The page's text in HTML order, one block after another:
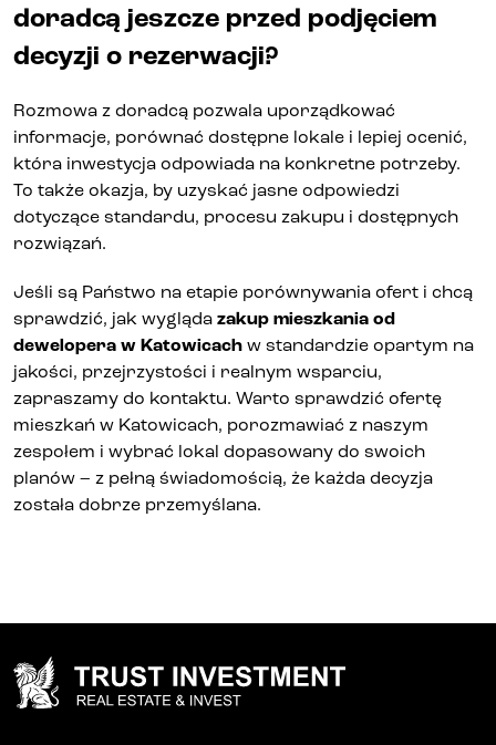
doradcą jeszcze przed podjęciem
decyzji o rezerwacji?
Rozmowa z doradcą pozwala uporządkować
informacje, porównać dostępne lokale i lepiej ocenić,
która inwestycja odpowiada na konkretne potrzeby.
To także okazja, by uzyskać jasne odpowiedzi
dotyczące standardu, procesu zakupu i dostępnych
rozwiązań.
Jeśli są Państwo na etapie porównywania ofert i chcą
sprawdzić, jak wygląda zakup mieszkania od
dewelopera w Katowicach w standardzie opartym na
jakości, przejrzystości i realnym wsparciu,
zapraszamy do kontaktu. Warto sprawdzić ofertę
mieszkań w Katowicach, porozmawiać z naszym
zespołem i wybrać lokal dopasowany do swoich
planów – z pełną świadomością, że każda decyzja
została dobrze przemyślana.